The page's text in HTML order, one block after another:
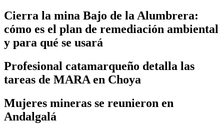
Cierra la mina Bajo de la Alumbrera:
cómo es el plan de remediación ambiental
y para qué se usará
Profesional catamarqueño detalla las
tareas de MARA en Choya
Mujeres mineras se reunieron en
Andalgalá